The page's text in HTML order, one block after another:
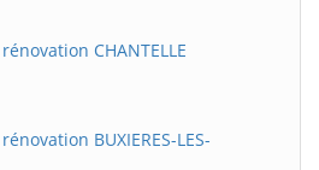
CHANTELLE
BUXIERES-LES-